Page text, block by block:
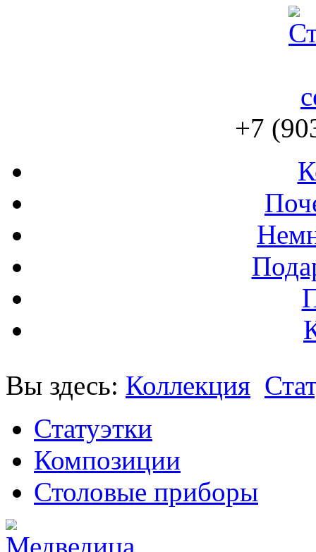
+7
Вы здесь: Коллекция
Статуэтки
Композиции
Столовые приборы